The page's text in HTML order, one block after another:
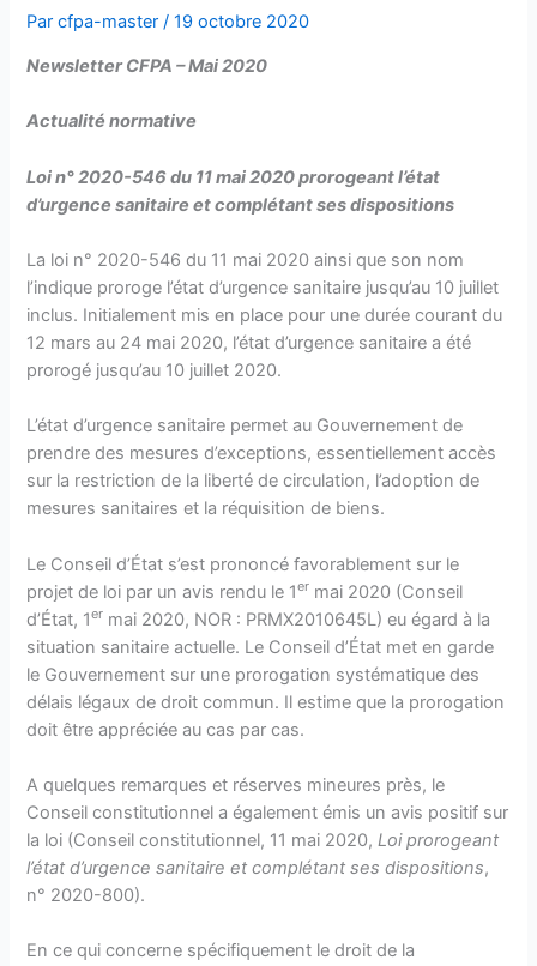
Parcfpa-master/19 octobre 2020
Newsletter CFPA – Mai 2020
Actualité normative
Loi n° 2020-546 du 11 mai 2020 prorogeant l’état
d’urgence sanitaire et complétant ses dispositions
La loi n° 2020-546 du 11 mai 2020 ainsi que son nom
l’indique proroge l’état d’urgence sanitaire jusqu’au 10 juillet
inclus. Initialement mis en place pour une durée courant du
12 mars au 24 mai 2020, l’état d’urgence sanitaire a été
prorogé jusqu’au 10 juillet 2020.
L’état d’urgence sanitaire permet au Gouvernement de
prendre des mesures d’exceptions, essentiellement accès
sur la restriction de la liberté de circulation, l’adoption de
mesures sanitaires et la réquisition de biens.
Le Conseil d’État s’est prononcé favorablement sur le
projet de loi par un avis rendu le 1er mai 2020 (Conseil
d’État, 1er mai 2020, NOR : PRMX2010645L) eu égard à la
situation sanitaire actuelle. Le Conseil d’État met en garde
le Gouvernement sur une prorogation systématique des
délais légaux de droit commun. Il estime que la prorogation
doit être appréciée au cas par cas.
A quelques remarques et réserves mineures près, le
Conseil constitutionnel a également émis un avis positif sur
la loi (Conseil constitutionnel, 11 mai 2020,Loi prorogeant
l’état d’urgence sanitaire et complétant ses dispositions,
n° 2020-800).
En ce qui concerne spécifiquement le droit de la